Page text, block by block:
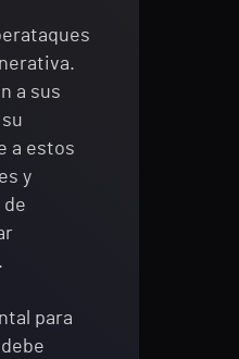
a sus
a estos
y
de
para